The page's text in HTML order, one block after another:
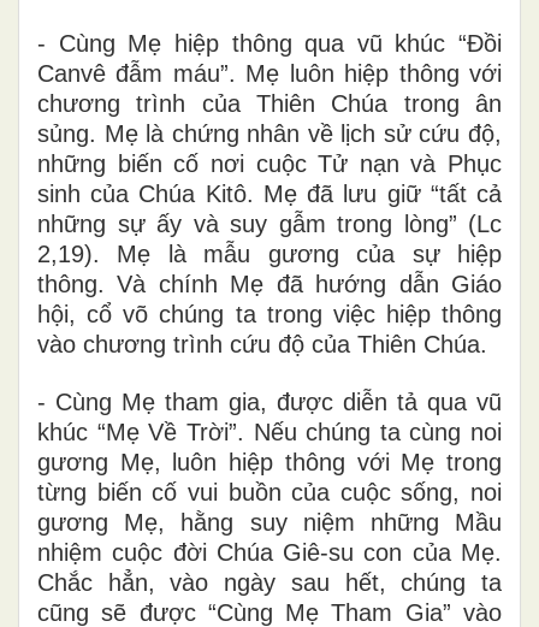
- Cùng Mẹ hiệp thông qua vũ khúc “Đồi
Canvê đẫm máu”. Mẹ luôn hiệp thông với
chương trình của Thiên Chúa trong ân
sủng. Mẹ là chứng nhân về lịch sử cứu độ,
những biến cố nơi cuộc Tử nạn và Phục
sinh của Chúa Kitô. Mẹ đã lưu giữ “tất cả
những sự ấy và suy gẫm trong lòng” (Lc
2,19). Mẹ là mẫu gương của sự hiệp
thông. Và chính Mẹ đã hướng dẫn Giáo
hội, cổ võ chúng ta trong việc hiệp thông
vào chương trình cứu độ của Thiên Chúa.
- Cùng Mẹ tham gia, được diễn tả qua vũ
khúc “Mẹ Về Trời”. Nếu chúng ta cùng noi
gương Mẹ, luôn hiệp thông với Mẹ trong
từng biến cố vui buồn của cuộc sống, noi
gương Mẹ, hằng suy niệm những Mầu
nhiệm cuộc đời Chúa Giê-su con của Mẹ.
Chắc hẳn, vào ngày sau hết, chúng ta
cũng sẽ được “Cùng Mẹ Tham Gia” vào